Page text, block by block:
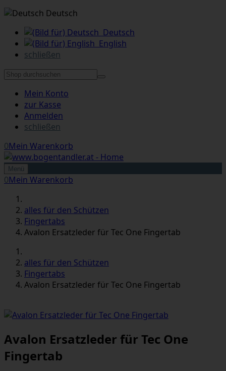
Deutsch
Deutsch
English
schließen
Mein Konto
zur Kasse
Anmelden
schließen
0Mein Warenkorb
Menü
0Mein Warenkorb
alles für den Schützen
Fingertabs
Avalon Ersatzleder für Tec One Fingertab
alles für den Schützen
Fingertabs
Avalon Ersatzleder für Tec One Fingertab
Avalon Ersatzleder für Tec One
Fingertab